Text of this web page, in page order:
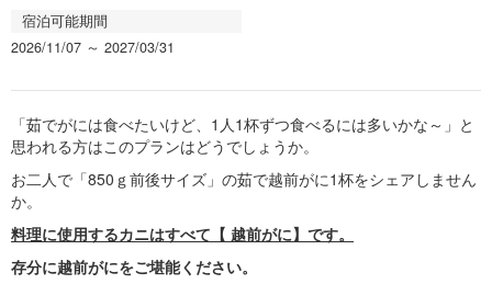
宿泊可能期間
2026/11/07 ～ 2027/03/31
「茹でがには食べたいけど、1人1杯ずつ食べるには多いかな～」と
思われる方はこのプランはどうでしょうか。
お二人で「850ｇ前後サイズ」の茹で越前がに1杯をシェアしません
か。
料理に使用するカニはすべて【 越前がに】です。
存分に越前がにをご堪能ください。